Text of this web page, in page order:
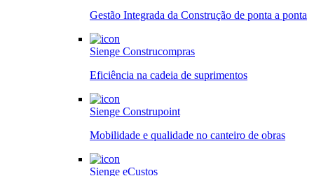
Gestão Integrada da Construção de ponta a ponta
Sienge Construcompras
Eficiência na cadeia de suprimentos
Sienge Construpoint
Mobilidade e qualidade no canteiro de obras
Sienge eCustos